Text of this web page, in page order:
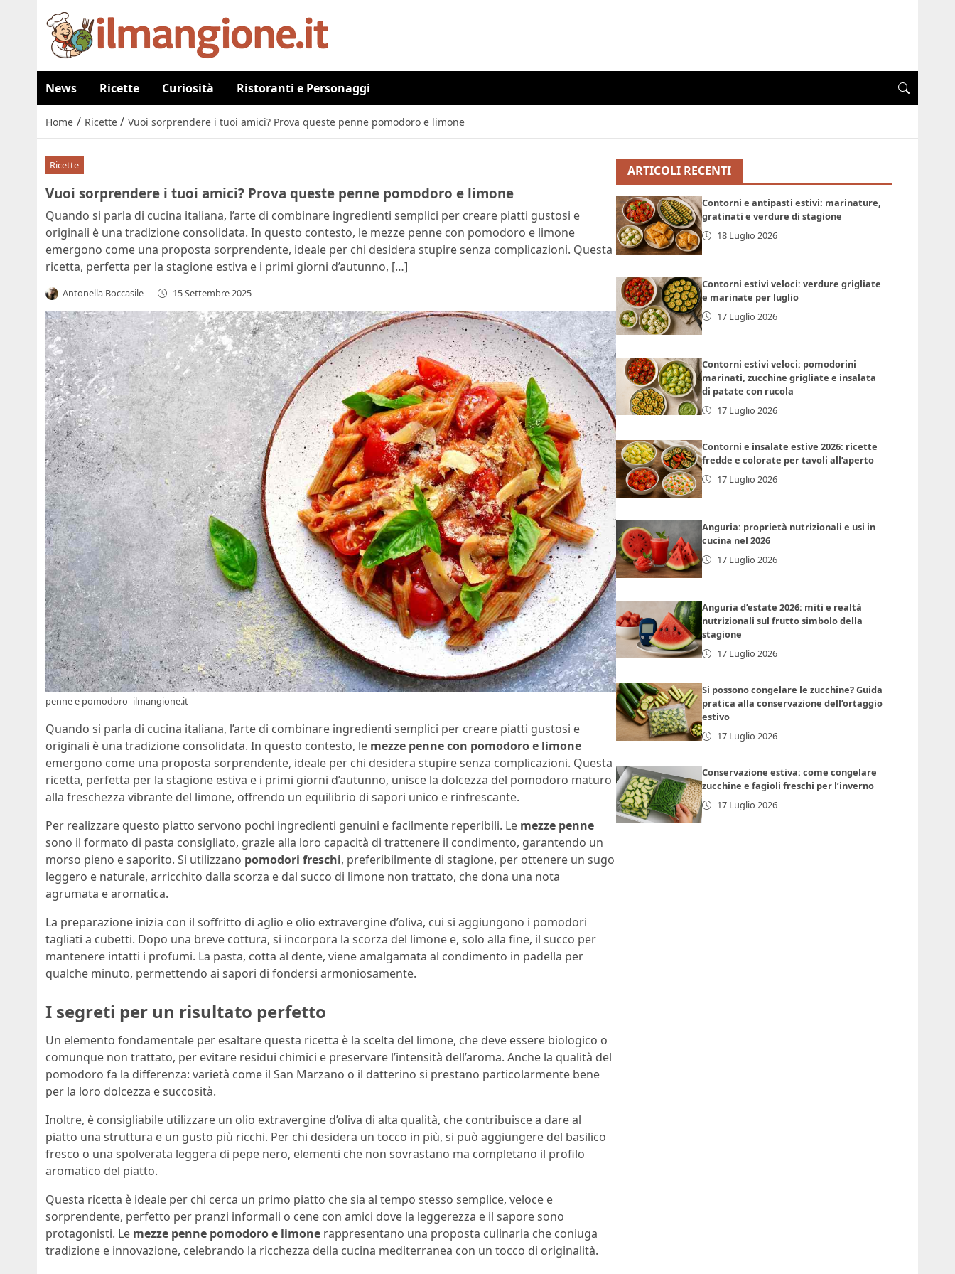
News Ricette Curiosità Ristoranti e Personaggi
Home / Ricette / Vuoi sorprendere i tuoi amici? Prova queste penne pomodoro e limone
Ricette
Vuoi sorprendere i tuoi amici? Prova queste penne pomodoro e limone
Quando si parla di cucina italiana, l’arte di combinare ingredienti semplici per creare piatti gustosi e
originali è una tradizione consolidata. In questo contesto, le mezze penne con pomodoro e limone
emergono come una proposta sorprendente, ideale per chi desidera stupire senza complicazioni. Questa
ricetta, perfetta per la stagione estiva e i primi giorni d’autunno, […]
Antonella Boccasile - 15 Settembre 2025
penne e pomodoro- ilmangione.it
Quando si parla di cucina italiana, l’arte di combinare ingredienti semplici per creare piatti gustosi e
originali è una tradizione consolidata. In questo contesto, le mezze penne con pomodoro e limone
emergono come una proposta sorprendente, ideale per chi desidera stupire senza complicazioni. Questa
ricetta, perfetta per la stagione estiva e i primi giorni d’autunno, unisce la dolcezza del pomodoro maturo
alla freschezza vibrante del limone, offrendo un equilibrio di sapori unico e rinfrescante.
Per realizzare questo piatto servono pochi ingredienti genuini e facilmente reperibili. Le mezze penne
sono il formato di pasta consigliato, grazie alla loro capacità di trattenere il condimento, garantendo un
morso pieno e saporito. Si utilizzano pomodori freschi, preferibilmente di stagione, per ottenere un sugo
leggero e naturale, arricchito dalla scorza e dal succo di limone non trattato, che dona una nota
agrumata e aromatica.
La preparazione inizia con il soffritto di aglio e olio extravergine d’oliva, cui si aggiungono i pomodori
tagliati a cubetti. Dopo una breve cottura, si incorpora la scorza del limone e, solo alla fine, il succo per
mantenere intatti i profumi. La pasta, cotta al dente, viene amalgamata al condimento in padella per
qualche minuto, permettendo ai sapori di fondersi armoniosamente.
I segreti per un risultato perfetto
Un elemento fondamentale per esaltare questa ricetta è la scelta del limone, che deve essere biologico o
comunque non trattato, per evitare residui chimici e preservare l’intensità dell’aroma. Anche la qualità del
pomodoro fa la differenza: varietà come il San Marzano o il datterino si prestano particolarmente bene
per la loro dolcezza e succosità.
Inoltre, è consigliabile utilizzare un olio extravergine d’oliva di alta qualità, che contribuisce a dare al
piatto una struttura e un gusto più ricchi. Per chi desidera un tocco in più, si può aggiungere del basilico
fresco o una spolverata leggera di pepe nero, elementi che non sovrastano ma completano il profilo
aromatico del piatto.
Questa ricetta è ideale per chi cerca un primo piatto che sia al tempo stesso semplice, veloce e
sorprendente, perfetto per pranzi informali o cene con amici dove la leggerezza e il sapore sono
protagonisti. Le mezze penne pomodoro e limone rappresentano una proposta culinaria che coniuga
tradizione e innovazione, celebrando la ricchezza della cucina mediterranea con un tocco di originalità.
ARTICOLI RECENTI
Contorni e antipasti estivi: marinature,
gratinati e verdure di stagione
18 Luglio 2026
Contorni estivi veloci: verdure grigliate
e marinate per luglio
17 Luglio 2026
Contorni estivi veloci: pomodorini
marinati, zucchine grigliate e insalata
di patate con rucola
17 Luglio 2026
Contorni e insalate estive 2026: ricette
fredde e colorate per tavoli all’aperto
17 Luglio 2026
Anguria: proprietà nutrizionali e usi in
cucina nel 2026
17 Luglio 2026
Anguria d’estate 2026: miti e realtà
nutrizionali sul frutto simbolo della
stagione
17 Luglio 2026
Si possono congelare le zucchine? Guida
pratica alla conservazione dell’ortaggio
estivo
17 Luglio 2026
Conservazione estiva: come congelare
zucchine e fagioli freschi per l’inverno
17 Luglio 2026